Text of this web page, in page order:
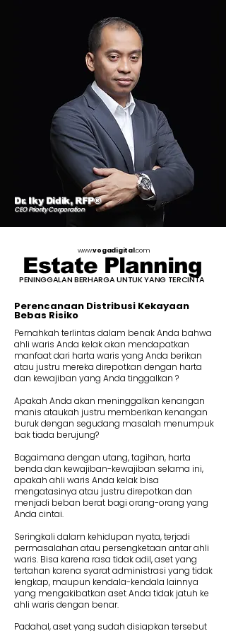
CEO Priority Corporation
Dr. Iky Didik, RFP®
Estate Planning
PENINGGALAN BERHARGA UNTUK YANG TERCINTA
www.vogadigital.com
Perencanaan Distribusi Kekayaan
Bebas Risiko
Pernahkah terlintas dalam benak Anda bahwa
ahli waris Anda kelak akan mendapatkan
manfaat dari harta waris yang Anda berikan
atau justru mereka direpotkan dengan harta
dan kewajiban yang Anda tinggalkan ?
Apakah Anda akan meninggalkan kenangan
manis ataukah justru memberikan kenangan
buruk dengan segudang masalah menumpuk
bak tiada berujung?
Bagaimana dengan utang, tagihan, harta
benda dan kewajiban-kewajiban selama ini,
apakah ahli waris Anda kelak bisa
mengatasinya atau justru direpotkan dan
menjadi beban berat bagi orang-orang yang
Anda cintai.
Seringkali dalam kehidupan nyata, terjadi
permasalahan atau persengketaan antar ahli
waris. Bisa karena rasa tidak adil, aset yang
tertahan karena syarat administrasi yang tidak
lengkap, maupun kendala-kendala lainnya
yang mengakibatkan aset Anda tidak jatuh ke
ahli waris dengan benar.
Padahal, aset yang sudah disiapkan tersebut